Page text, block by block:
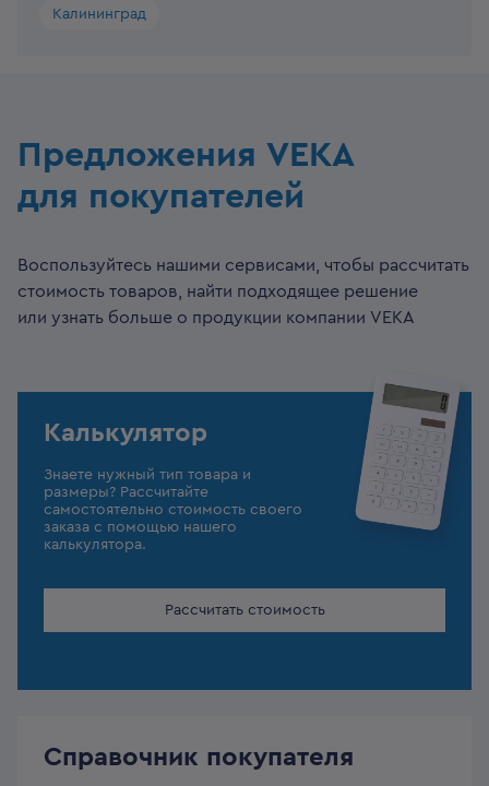
Калининград
Предложения VEKA
для покупателей
Воспользуйтесь нашими сервисами, чтобы рассчитать
стоимость товаров, найти подходящее решение
или узнать больше о продукции компании VEKA
Калькулятор
Знаете нужный тип товара и
размеры? Рассчитайте
самостоятельно стоимость своего
заказа с помощью нашего
калькулятора.
Рассчитать стоимость
Справочник покупателя